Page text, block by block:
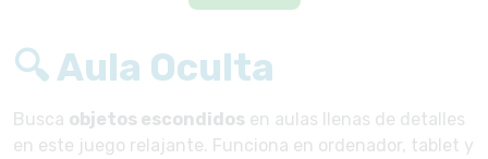
🔍 Aula Oculta
Busca objetos escondidos en aulas llenas de detalles
en este juego relajante. Funciona en ordenador, tablet y